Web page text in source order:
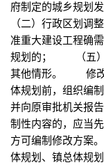
府制定的城乡规
（二）行政区划
准重大建设工程
规划的； （五）
其他情形。 修改
体规划前，组织编
并向原审批机关报
制性内容的，应当
方可编制修改方
体规划、镇总体规